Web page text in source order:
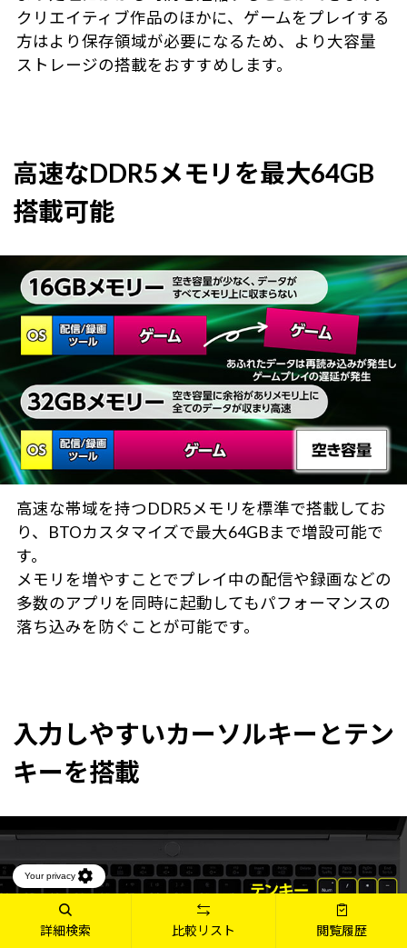
クリエイティブ作品のほかに、ゲームをプレイする
方はより保存領域が必要になるため、より大容量
ストレージの搭載をおすすめします。
高速なDDR5メモリを最大64GB
搭載可能
高速な帯域を持つDDR5メモリを標準で搭載してお
り、BTOカスタマイズで最大64GBまで増設可能で
す。
メモリを増やすことでプレイ中の配信や録画などの
多数のアプリを同時に起動してもパフォーマンスの
落ち込みを防ぐことが可能です。
入力しやすいカーソルキーとテン
キーを搭載
詳細検索 比較リスト 閲覧履歴